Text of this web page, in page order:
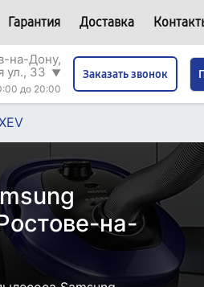
Гарантия Доставка
на-Дону,
ул., 33
▼
до 20:00
Заказать звонок
на-